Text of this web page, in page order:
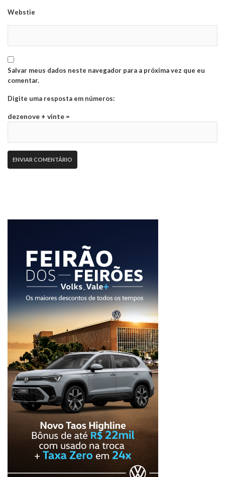
Webstie
Salvar meus dados neste navegador para a próxima vez que eu
comentar.
Digite uma resposta em números:
dezenove + vinte =